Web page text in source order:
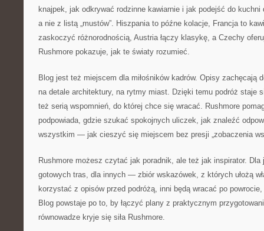
knajpek, jak odkrywać rodzinne kawiarnie i jak podejść do
a nie z listą „mustów”. Hiszpania to późne kolacje, Francja to
zaskoczyć różnorodnością, Austria łączy klasykę, a Czechy
Rushmore pokazuje, jak te światy rozumieć.
Blog jest też miejscem dla miłośników kadrów. Opisy zachęcają
na detale architektury, na rytmy miast. Dzięki temu podróż staje
też serią wspomnień, do której chce się wracać. Rushmore
podpowiada, gdzie szukać spokojnych uliczek, jak znaleźć
wszystkim — jak cieszyć się miejscem bez presji „zobaczenia
Rushmore możesz czytać jak poradnik, ale też jak inspirator. Dla
gotowych tras, dla innych — zbiór wskazówek, z których ułożą
korzystać z opisów przed podróżą, inni będą wracać po
Blog powstaje po to, by łączyć plany z praktycznym
równowadze kryje się siła Rushmore.